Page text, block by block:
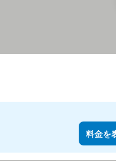
料金を